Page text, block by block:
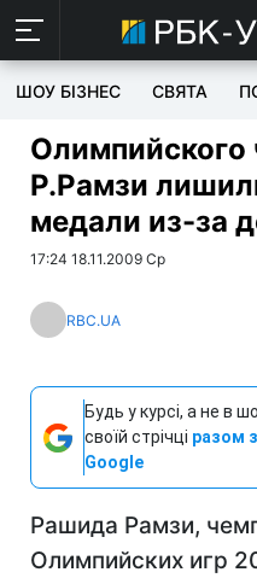
ШОУ БІЗНЕС СВЯТА
Олимпийского
Р.Рамзи
медали из-за
17:24 18.11.2009 Ср
RBC.UA
Будь у курсі, а не в
своїй стрічці разом
Google
Рашида Рамзи,
Олимпийских игр